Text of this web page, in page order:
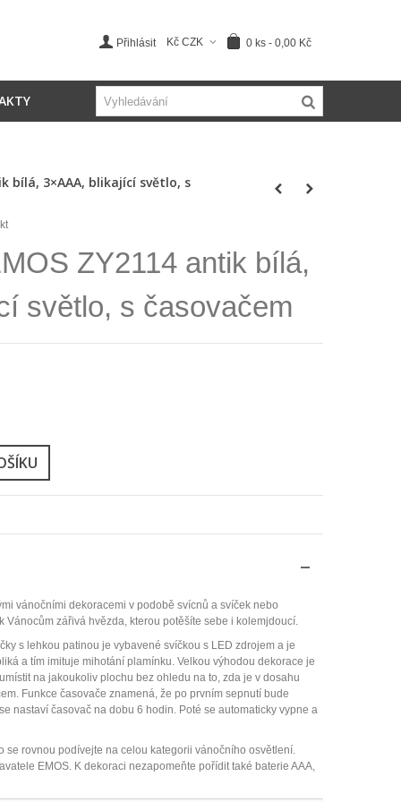
0 ks - 0,00 Kč
Kč CZK
Přihlásit
bílá, 3×AAA, blikající světlo, s
ZY2114 antik bílá,
světlo, s časovačem
vánočními dekoracemi v podobě svícnů a svíček nebo
Vánocům zářivá hvězda, kterou potěšíte sebe i kolemjdoucí.
s lehkou patinou je vybavené svíčkou s LED zdrojem a je
a tím imituje mihotání plamínku. Velkou výhodou dekorace je
na jakoukoliv plochu bez ohledu na to, zda je v dosahu
Funkce časovače znamená, že po prvním sepnutí bude
nastaví časovač na dobu 6 hodin. Poté se automaticky vypne a
se rovnou podívejte na celou kategorii vánočního osvětlení.
EMOS. K dekoraci nezapomeňte pořídit také baterie AAA,